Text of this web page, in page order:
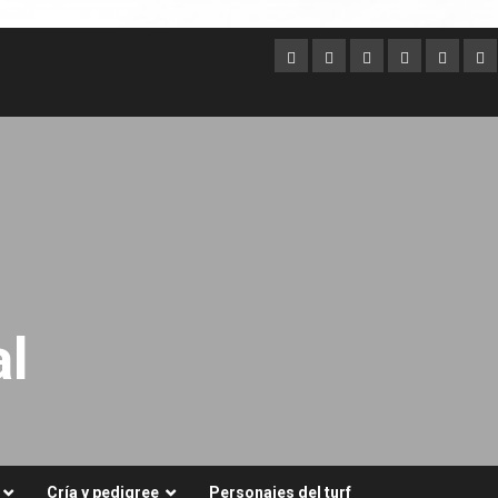
Argentina
AustraliaBrasilChileDubai
Cría y pedigree Personajes del turf